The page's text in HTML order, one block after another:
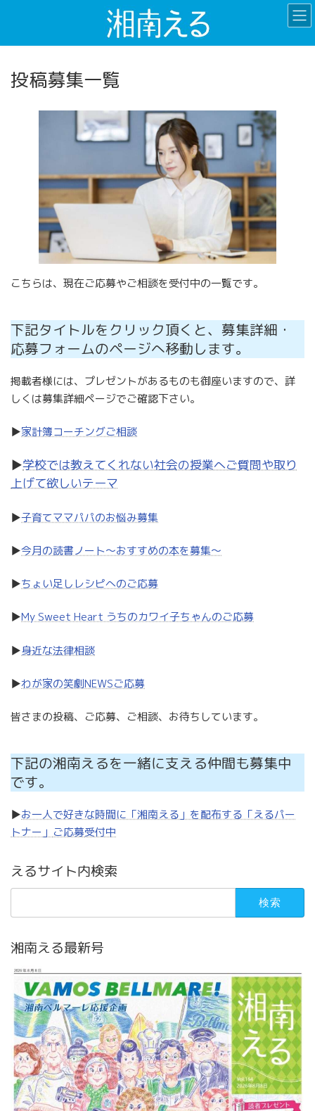
投稿募集一覧
こちらは、現在ご応募やご相談を受付中の一覧です。
下記タイトルをクリック頂くと、募集詳細・
応募フォームのページへ移動します。
掲載者様には、プレゼントがあるものも御座いますので、詳
しくは募集詳細ページでご確認下さい。
▶家計簿コーチングご相談
▶学校では教えてくれない社会の授業へご質問や取り
上げて欲しいテーマ
▶子育てママパパのお悩み募集
▶今月の読書ノート〜おすすめの本を募集〜
▶ちょい足しレシピへのご応募
▶My Sweet Heart うちのカワイ子ちゃんのご応募
▶身近な法律相談
▶わが家の笑劇NEWSご応募
皆さまの投稿、ご応募、ご相談、お待ちしています。
下記の湘南えるを一緒に支える仲間も募集中
です。
▶お一人で好きな時間に「湘南える」を配布する「えるパー
トナー」 ご応募受付中
えるサイト内検索
湘南える最新号